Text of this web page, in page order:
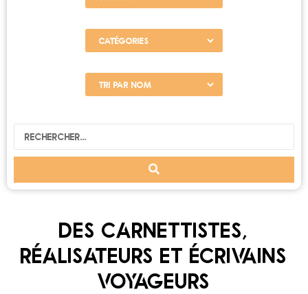
DES CARNETTISTES,
RÉALISATEURS ET ÉCRIVAINS
VOYAGEURS